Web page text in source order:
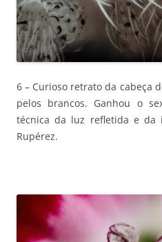
6 – Curioso retrato da cabeça
pelos brancos. Ganhou o
técnica da luz refletida e da
Rupérez.